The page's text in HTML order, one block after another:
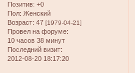
Позитив: +0
Пол: Женский
Возраст: 47 [1979-04-21]
Провел на форуме:
10 часов 38 минут
Последний визит:
2012-08-20 18:17:20